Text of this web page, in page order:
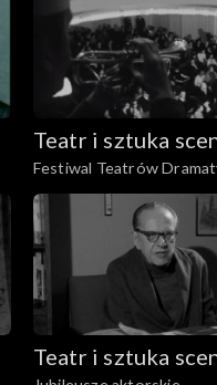
Teatr i sztuka
Festiwal Teatrów
Krajów Socjalistycznych
Teatr i sztuka